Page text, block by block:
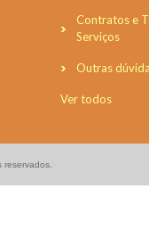
Contratos e
Serviços
Outras
Ver todos
reservados.